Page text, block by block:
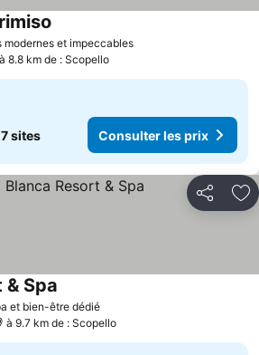
modernes et impeccablesConsulter les prix
à 8.8 km de : Scopello
7 sites Consulter les prix
Partager
et bien-être dédiéConsulter les prix
& Spa
à 9.7 km de : Scopello